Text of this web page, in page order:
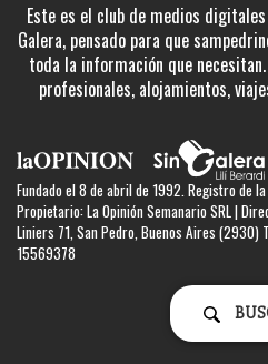
Este es el club de medios
Galera, pensado para que
toda la información que
profesionales, alojamientos,
Fundado el 8 de abril de 1992. Registro de
Propietario: La Opinión Semanario SRL |
Liniers 71, San Pedro, Buenos Aires
15569378